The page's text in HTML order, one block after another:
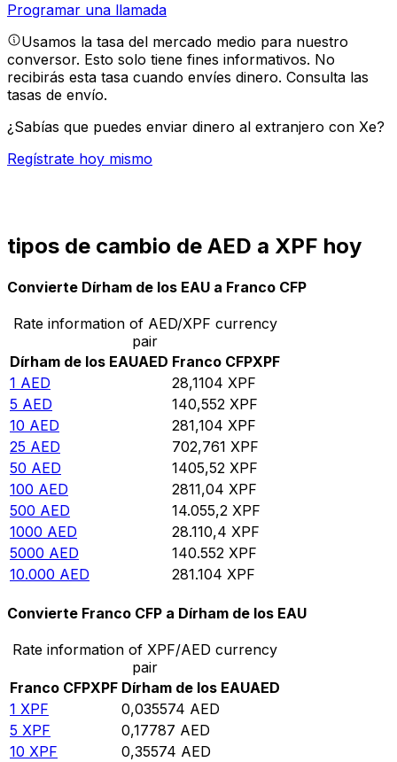
Programar una llamada
Usamos la tasa del mercado medio para nuestro
conversor. Esto solo tiene fines informativos. No
recibirás esta tasa cuando envíes dinero. Consulta las
tasas de envío.
¿Sabías que puedes enviar dinero al extranjero con Xe?
Regístrate hoy mismo
tipos de cambio de AED a XPF hoy
Convierte Dírham de los EAU a Franco CFP
Rate information of AED/XPF currency
pair
Dírham de los EAUAED Franco CFPXPF
1 AED 28,1104 XPF
5 AED 140,552 XPF
10 AED 281,104 XPF
25 AED 702,761 XPF
50 AED 1405,52 XPF
100 AED 2811,04 XPF
500 AED 14.055,2 XPF
1000 AED 28.110,4 XPF
5000 AED 140.552 XPF
10.000 AED 281.104 XPF
Convierte Franco CFP a Dírham de los EAU
Rate information of XPF/AED currency
pair
Franco CFPXPF Dírham de los EAUAED
1 XPF 0,035574 AED
5 XPF 0,17787 AED
10 XPF 0,35574 AED